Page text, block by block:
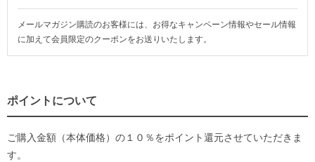
メールマガジン購読のお客様には、お得なキャンペーン情報やセール情報
に加えて会員限定のクーポンをお送りいたします。
ポイントについて
ご購入金額（本体価格）の１０％をポイント還元させていただきま
す。